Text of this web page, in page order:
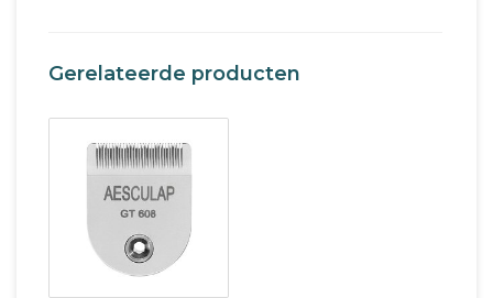
Gerelateerde producten